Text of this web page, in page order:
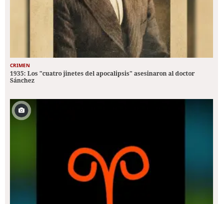
CRIMEN
1935: Los "cuatro jinetes del apocalipsis" asesinaron al doctor
Sánchez